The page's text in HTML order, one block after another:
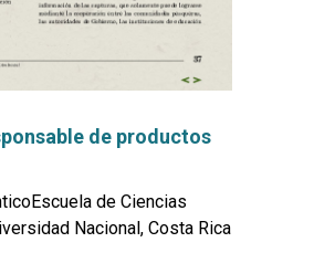
de productos
de Ciencias
Nacional, Costa Rica